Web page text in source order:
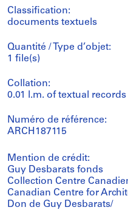
Classification:
documents textuels
Quantité / Type d’objet:
1 file(s)
Collation:
0.01 l.m. of textual records
Numéro de référence:
ARCH187115
Mention de crédit:
Guy Desbarats fonds
Collection Centre
Canadian Centre for
Don de Guy Desbarats/